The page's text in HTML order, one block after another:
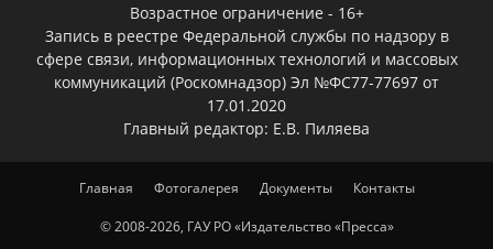
Возрастное ограничение - 16+
Запись в реестре Федеральной службы по надзору в
сфере связи, информационных технологий и массовых
коммуникаций (Роскомнадзор) Эл №ФС77-77697 от
17.01.2020
Главный редактор: Е.В. Пиляева
Главная Фотогалерея Документы Контакты
© 2008-2026, ГАУ РО «Издательство «Пресса»